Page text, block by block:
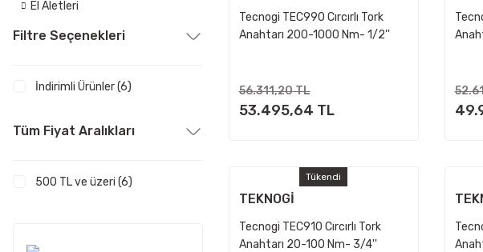
El Aletleri
Filtre Seçenekleri
İndirimli Ürünler (6)
Tüm Fiyat Aralıkları
500 TL ve üzeri (6)
Tecnogi TEC990 Cırcırlı Tork
Anahtarı 200-1000 Nm- 1/2''
56.311,20 TL
53.495,64 TL
Tükendi
TEKNOGİ
Tecnogi TEC910 Cırcırlı Tork
Anahtarı 20-100 Nm- 3/4''